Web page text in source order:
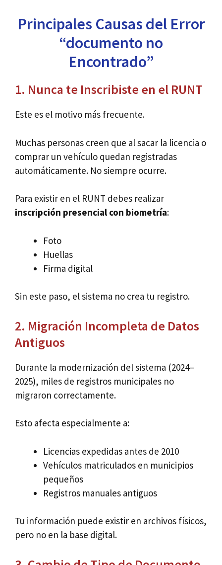
Principales Causas del Error
“documento no
Encontrado”
1. Nunca te Inscribiste en el RUNT
Este es el motivo más frecuente.
Muchas personas creen que al sacar la licencia o
comprar un vehículo quedan registradas
automáticamente. No siempre ocurre.
Para existir en el RUNT debes realizar
inscripción presencial con biometría:
Foto
Huellas
Firma digital
Sin este paso, el sistema no crea tu registro.
2. Migración Incompleta de Datos
Antiguos
Durante la modernización del sistema (2024–
2025), miles de registros municipales no
migraron correctamente.
Esto afecta especialmente a:
Licencias expedidas antes de 2010
Vehículos matriculados en municipios
pequeños
Registros manuales antiguos
Tu información puede existir en archivos físicos,
pero no en la base digital.